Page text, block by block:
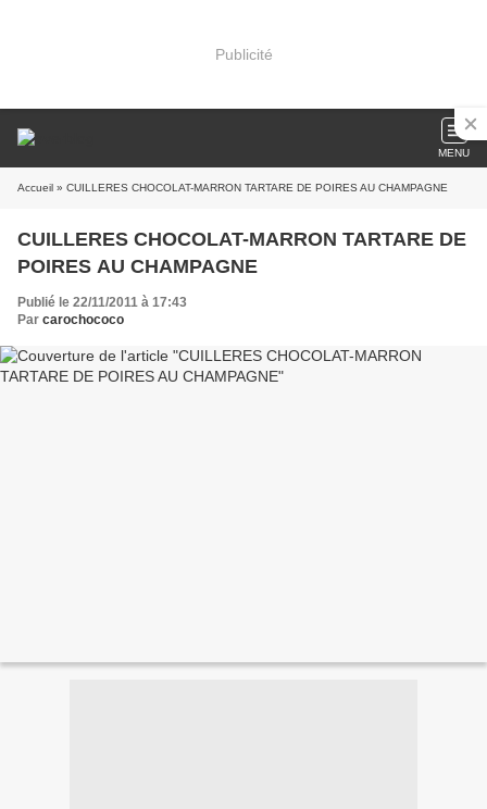
Publicité
MENU
Accueil » CUILLERES CHOCOLAT-MARRON TARTARE DE POIRES AU CHAMPAGNE
CUILLERES CHOCOLAT-MARRON TARTARE DE
POIRES AU CHAMPAGNE
Publié le 22/11/2011 à 17:43
Par carochococo